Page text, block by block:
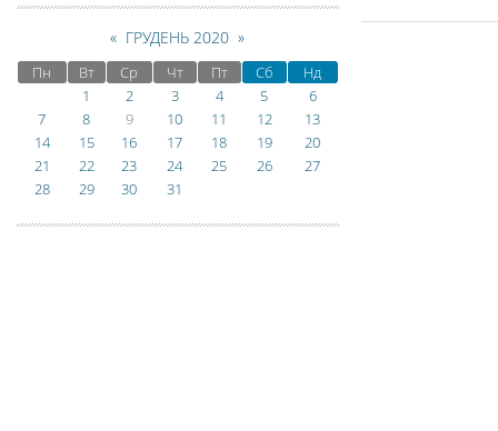
« ГРУДЕНЬ 2020 »
Пн Вт Ср Чт Пт Сб
Нд
1
2 3 4 5
6
7
8 9 10 11 12
13
14
15 16 17 18 19
20
21
22 23 24 25 26
27
28
29 30 31